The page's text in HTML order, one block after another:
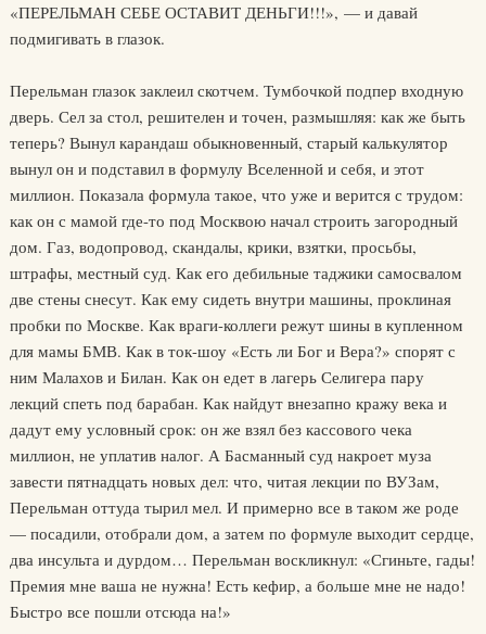
«ПЕРЕЛЬМАН СЕБЕ ОСТАВИТ ДЕНЬГИ!!!», — и давай
подмигивать в глазок.
Перельман глазок заклеил скотчем. Тумбочкой подпер входную
дверь. Сел за стол, решителен и точен, размышляя: как же быть
теперь? Вынул карандаш обыкновенный, старый калькулятор
вынул он и подставил в формулу Вселенной и себя, и этот
миллион. Показала формула такое, что уже и верится с трудом:
как он с мамой где-то под Москвою начал строить загородный
дом. Газ, водопровод, скандалы, крики, взятки, просьбы,
штрафы, местный суд. Как его дебильные таджики самосвалом
две стены снесут. Как ему сидеть внутри машины, проклиная
пробки по Москве. Как враги-коллеги режут шины в купленном
для мамы БМВ. Как в ток-шоу «Есть ли Бог и Вера?» спорят с
ним Малахов и Билан. Как он едет в лагерь Селигера пару
лекций спеть под барабан. Как найдут внезапно кражу века и
дадут ему условный срок: он же взял без кассового чека
миллион, не уплатив налог. А Басманный суд накроет муза
завести пятнадцать новых дел: что, читая лекции по ВУЗам,
Перельман оттуда тырил мел. И примерно все в таком же роде
— посадили, отобрали дом, а затем по формуле выходит сердце,
два инсульта и дурдом… Перельман воскликнул: «Сгиньте, гады!
Премия мне ваша не нужна! Есть кефир, а больше мне не надо!
Быстро все пошли отсюда на!»